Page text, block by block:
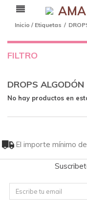
Inicio / Etiquetas /
FILTRO
DROPS ALGODÓN
No hay productos en
El importe mínimo